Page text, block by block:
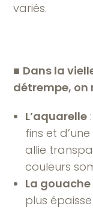
variés.
■ Dans la
détrempe, on
L’aquarelle
fins et
allie
couleurs
La gouache
plus